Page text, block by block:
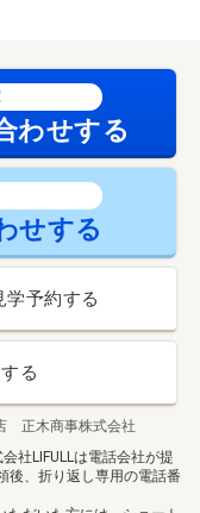
わせする
せする
学予約する
る
正木商事株式会社
社LIFULLは電話会社が提
後、折り返し専用の電話番